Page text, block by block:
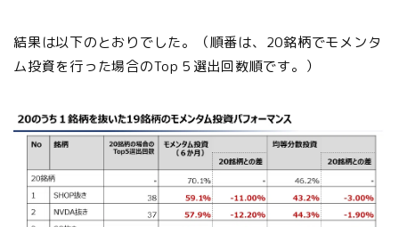
結果は以下のとおりでした。（順番は、20銘柄でモメンタ
ム投資を行った場合のTop５選出回数順です。）